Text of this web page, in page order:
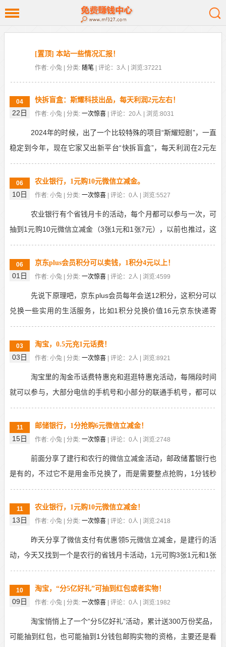
[置顶] 本站一些情况汇报！
作者: 小兔 | 分类: 随笔 | 评论：3人 | 浏览:37221
04
22日
快拆盲盒：斯耀科技出品，每天利润2元左右！
作者: 小兔 | 分类: 一次惊喜 | 评论：20人 | 浏览:8031
2024年的时候，出了一个比较特殊的项目“斯耀短剧”，一直
稳定到今年，现在它家又出新平台“快拆盲盒”，每天利润在2元左
右，不用看广告，就每天抽奖，基本上没有什么...
06
10日
农业银行，1元购10元微信立减金。
作者: 小兔 | 分类: 一次惊喜 | 评论：0人 | 浏览:5527
农业银行有个省钱月卡的活动，每个月都可以参与一次，可
抽到1元购10元微信立减金（3张1元和1张7元），以前也推过，这
活动基本众所周知了吧，只是有时容易忘记，所以...
06
01日
京东plus会员积分可以卖钱，1积分4元以上！
作者: 小兔 | 分类: 一次惊喜 | 评论：2人 | 浏览:4599
先说下原理吧，京东plus会员每年会送12积分，这积分可以
兑换一些实用的生活服务，比如1积分兑换价值16元京东快递寄
件，3积分兑换价值59元的京东洗衣，5积分兑...
03
03日
淘宝，0.5元充1元话费！
作者: 小兔 | 分类: 一次惊喜 | 评论：2人 | 浏览:8921
淘宝里的淘金币话费特惠充和逛逛特惠充活动，每隔段时间
就可以参与，大部分电信的手机号和小部分的联通手机号，都可以
充1元话费，所以领到0.5元话费券后，可0.5元充...
11
15日
邮储银行，1分抢购6元微信立减金！
作者: 小兔 | 分类: 一次惊喜 | 评论：0人 | 浏览:2748
前面分享了建行和农行的微信立减金活动，邮政储蓄银行也
是有的，不过它不是用金币兑换了，而是需要整点抢购，1分钱秒
杀6元微信立减金券包，适合微信绑这个卡的用户。活动...
11
13日
农业银行，1元购10元微信立减金！
作者: 小兔 | 分类: 一次惊喜 | 评论：0人 | 浏览:2418
昨天分享了微信支付有优惠领5元微信立减金，是建行的活
动，今天又找到一个是农行的省钱月卡活动，1元可购3张1元和1张
7元，也就是10元微信立减金。这个是正儿八经的...
10
09日
淘宝，“分5亿好礼”可抽到红包或者实物！
作者: 小兔 | 分类: 一次惊喜 | 评论：0人 | 浏览:1982
淘宝悄悄上了一个“分5亿好礼”活动，累计送300万份奖品，
可能抽到红包，也可能抽到1分钱包邮购实物的资格，主要还是看